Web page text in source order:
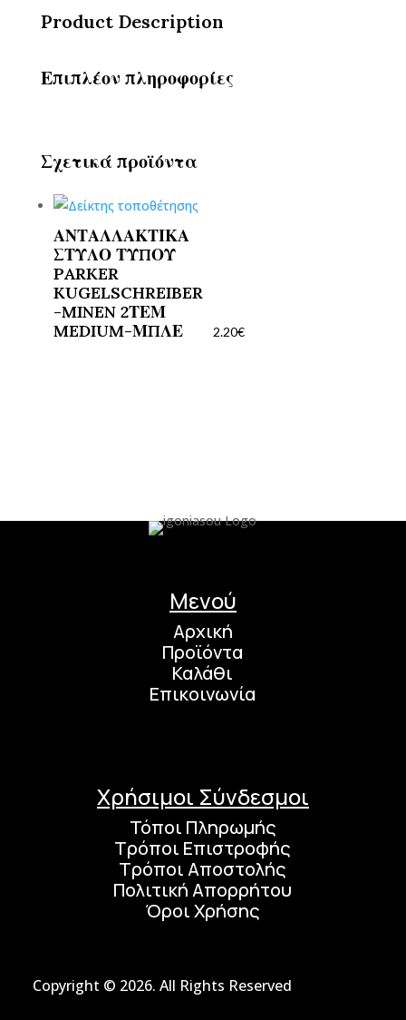
Product Description
Επιπλέον πληροφορίες
Σχετικά προϊόντα
ΑΝΤΑΛΛΑΚΤΙΚΑ
ΣΤΥΛΟ ΤΥΠΟΥ
PARKER
KUGELSCHREIBER
-MINEN 2ΤΕΜ
MEDIUM-ΜΠΛΕ
2.20€
Μενού
Αρχική
Προϊόντα
Καλάθι
Επικοινωνία
Χρήσιμοι Σύνδεσμοι
Τόποι Πληρωμής
Τρόποι Επιστροφής
Τρόποι Αποστολής
Πολιτική Απορρήτου
Όροι Χρήσης
Copyright © 2026. All Rights Reserved